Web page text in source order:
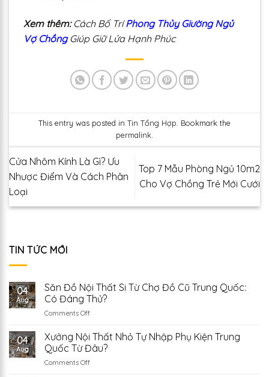
TIN TỨC MỚI
04
Aug
Săn Đồ Nội Thất Si Từ Chợ Đồ Cũ Trung Quốc:
Có Đáng Thử?
Comments Offon
Đồ
Nội
Thất
Si
04
Aug
Xưởng Nội Thất Nhỏ Tự Nhập Phụ Kiện Trung
Quốc Từ Đâu?
Comments Offon
Xem thêm:Cách Bố TríPhong Thủy Giường Ngủ
Vợ Chồng Giúp Giữ Lửa Hạnh Phúc
This entry was posted in Tin Tổng Hợp . Bookmark the
permalink
Cửa Nhôm Kính Là Gì? Ưu
Nhược Điểm Và Cách Phân
Loại
Top 7 Mẫu Phòng Ngủ 10m2
Cho Vợ Chồng Trẻ Mới Cưới